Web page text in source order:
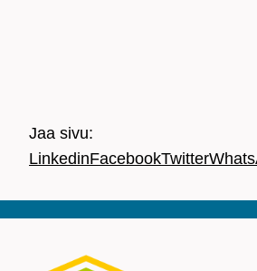
Jaa sivu:
LinkedinFacebookTwitter